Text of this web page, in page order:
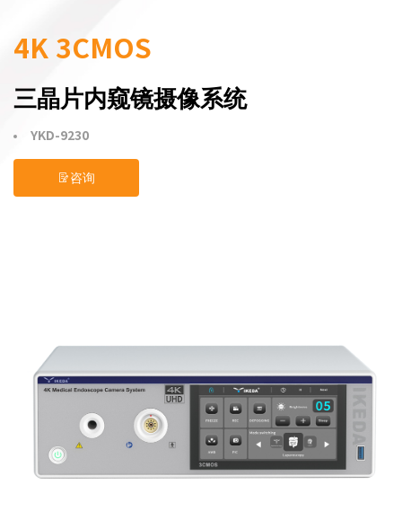
4K 3CMOS
三晶片内窥镜摄像系统
YKD-9230
咨询